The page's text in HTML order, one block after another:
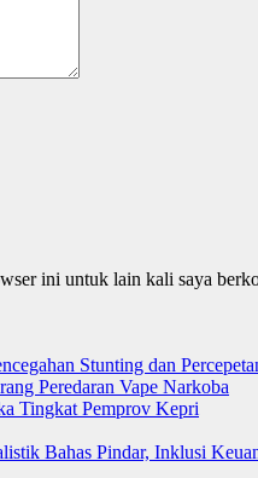
ini untuk lain kali saya
Stunting dan
Peredaran Vape Narkoba
Tingkat Pemprov Kepri
Bahas Pindar, Inklusi